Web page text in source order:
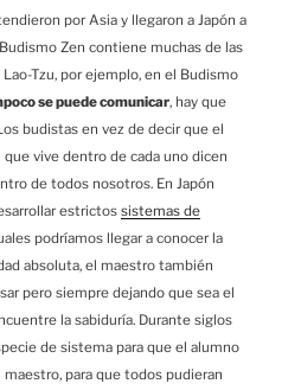
por Asia y llegaron a Japón a
Zen contiene muchas de las
Tzu, por ejemplo, en el Budismo
se puede comunicar, hay que
budistas en vez de decir que el
vive dentro de cada uno dicen
de todos nosotros. En Japón
estrictos sistemas de
podríamos llegar a conocer la
absoluta, el maestro también
pero siempre dejando que sea el
la sabiduría. Durante siglos
de sistema para que el alumno
para que todos pudieran